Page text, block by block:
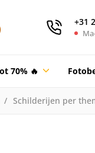
+31
70% 🔥
Schilderijen per